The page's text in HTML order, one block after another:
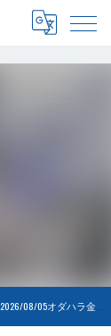
2026/08/05オダハラ金属